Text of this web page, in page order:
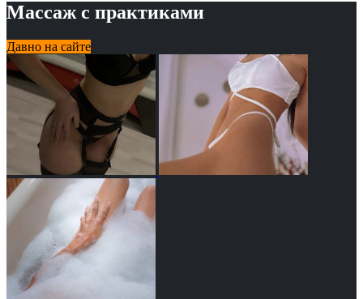
Массаж с практиками
Давно на сайте